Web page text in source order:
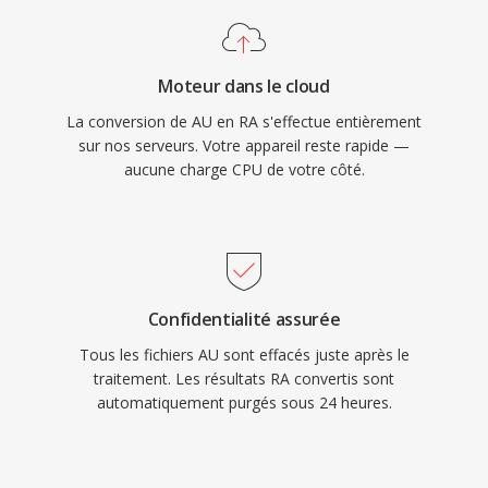
interruptions de lecture sûr dès connexions peu
sûr dès centaines de millions de PC, et dès
diffuseurs comme la BBC et NPR
s&#039;appuyaient sûr RealAudio pour les flux
en ligne. Une contribution technique durable a
HLS et le DASH. Bien que supplanté par les
webradios existent encore et nécessitent une
conversion pour la lecture sûr les appareils
Moteur dans le cloud
La conversion de AU en RA s'effectue entièrement
sur nos serveurs. Votre appareil reste rapide —
aucune charge CPU de votre côté.
Confidentialité assurée
Tous les fichiers AU sont effacés juste après le
traitement. Les résultats RA convertis sont
automatiquement purgés sous 24 heures.